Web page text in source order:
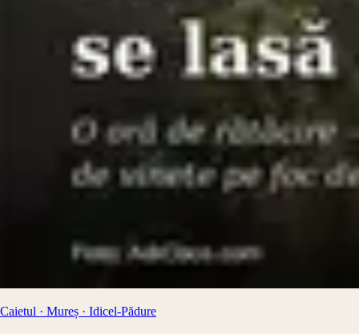
Caietul · Mureș · Idicel-Pădure